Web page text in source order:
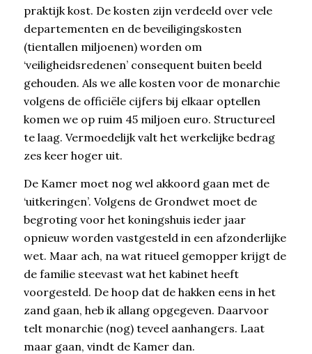
praktijk kost. De kosten zijn verdeeld over vele
departementen en de beveiligingskosten
(tientallen miljoenen) worden om
‘veiligheidsredenen’ consequent buiten beeld
gehouden. Als we alle kosten voor de monarchie
volgens de officiële cijfers bij elkaar optellen
komen we op ruim 45 miljoen euro. Structureel
te laag. Vermoedelijk valt het werkelijke bedrag
zes keer hoger uit.
De Kamer moet nog wel akkoord gaan met de
‘uitkeringen’. Volgens de Grondwet moet de
begroting voor het koningshuis ieder jaar
opnieuw worden vastgesteld in een afzonderlijke
wet. Maar ach, na wat ritueel gemopper krijgt de
de familie steevast wat het kabinet heeft
voorgesteld. De hoop dat de hakken eens in het
zand gaan, heb ik allang opgegeven. Daarvoor
telt monarchie (nog) teveel aanhangers. Laat
maar gaan, vindt de Kamer dan.